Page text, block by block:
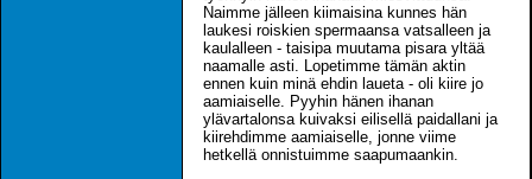
Naimme jälleen kiimaisina kunnes hän
laukesi roiskien spermaansa vatsalleen ja
kaulalleen - taisipa muutama pisara yltää
naamalle asti. Lopetimme tämän aktin
ennen kuin minä ehdin laueta - oli kiire jo
aamiaiselle. Pyyhin hänen ihanan
ylävartalonsa kuivaksi eilisellä paidallani ja
kiirehdimme aamiaiselle, jonne viime
hetkellä onnistuimme saapumaankin.